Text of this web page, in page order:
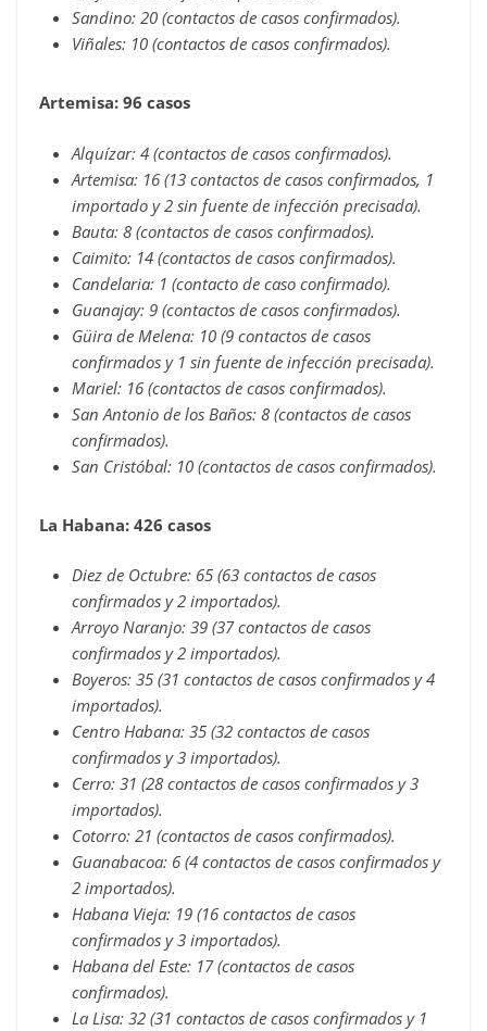
Sandino: 20 (contactos de casos confirmados).
Viñales: 10 (contactos de casos confirmados).
Artemisa: 96 casos
Alquízar: 4 (contactos de casos confirmados).
Artemisa: 16 (13 contactos de casos confirmados, 1
importado y 2 sin fuente de infección precisada).
Bauta: 8 (contactos de casos confirmados).
Caimito: 14 (contactos de casos confirmados).
Candelaria: 1 (contacto de caso confirmado).
Guanajay: 9 (contactos de casos confirmados).
Güira de Melena: 10 (9 contactos de casos
confirmados y 1 sin fuente de infección precisada).
Mariel: 16 (contactos de casos confirmados).
San Antonio de los Baños: 8 (contactos de casos
confirmados).
San Cristóbal: 10 (contactos de casos confirmados).
La Habana: 426 casos
Diez de Octubre: 65 (63 contactos de casos
confirmados y 2 importados).
Arroyo Naranjo: 39 (37 contactos de casos
confirmados y 2 importados).
Boyeros: 35 (31 contactos de casos confirmados y 4
importados).
Centro Habana: 35 (32 contactos de casos
confirmados y 3 importados).
Cerro: 31 (28 contactos de casos confirmados y 3
importados).
Cotorro: 21 (contactos de casos confirmados).
Guanabacoa: 6 (4 contactos de casos confirmados y
2 importados).
Habana Vieja: 19 (16 contactos de casos
confirmados y 3 importados).
Habana del Este: 17 (contactos de casos
confirmados).
La Lisa: 32 (31 contactos de casos confirmados y 1